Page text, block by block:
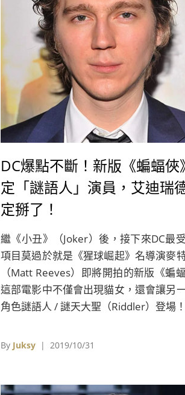
DC爆點不斷！新版《蝙蝠俠
定「謎語人」演員，艾迪瑞
定掰了！
繼《小丑》（Joker）後，接下來DC最
項目莫過於就是《猩球崛起》名導演麥
（Matt Reeves）即將開拍的新版《蝙
這部電影中不僅會出現貓女，還會讓另
角色謎語人 / 謎天大聖（Riddler）登場！
By Juksy | 2019/10/31